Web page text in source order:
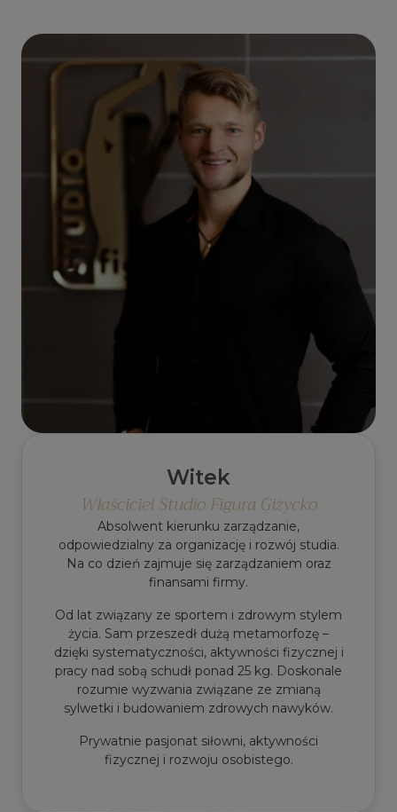
Witek
Właściciel Studio Figura Giżycko
Absolwent kierunku zarządzanie,
odpowiedzialny za organizację i rozwój studia.
Na co dzień zajmuje się zarządzaniem oraz
finansami firmy.
Od lat związany ze sportem i zdrowym stylem
życia. Sam przeszedł dużą metamorfozę –
dzięki systematyczności, aktywności fizycznej i
pracy nad sobą schudł ponad 25 kg. Doskonale
rozumie wyzwania związane ze zmianą
sylwetki i budowaniem zdrowych nawyków.
Prywatnie pasjonat siłowni, aktywności
fizycznej i rozwoju osobistego.